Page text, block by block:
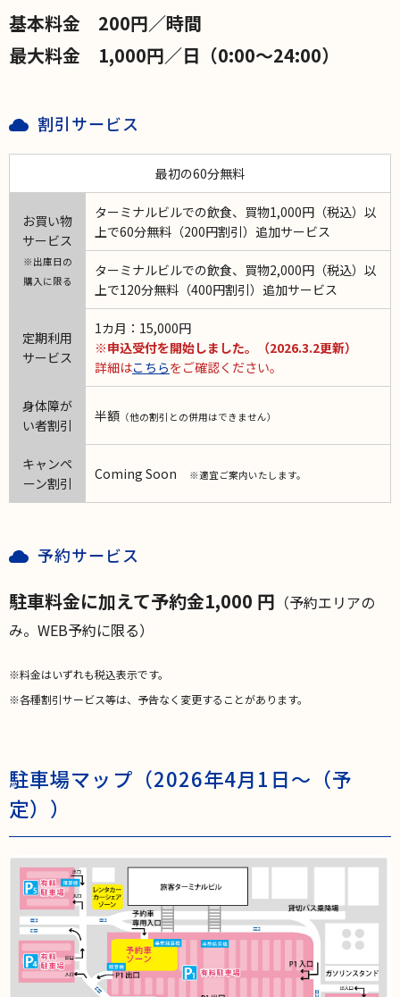
基本料金 200円／時間
最大料金 1,000円／日（0:00～24:00）
割引サービス
最初の60分無料
お買い物
サービス
※出庫日の
購入に限る
ターミナルビルでの飲食、買物1,000円（税込）以
上で60分無料（200円割引）追加サービス
ターミナルビルでの飲食、買物2,000円（税込）以
上で120分無料（400円割引）追加サービス
定期利用
サービス
1カ月：15,000円
※申込受付を開始しました。（2026.3.2更新）
詳細はこちらをご確認ください。
身体障が
い者割引
半額 （他の割引との併用はできません）
キャンペ
ーン割引
Coming Soon ※適宜ご案内いたします。
予約サービス
駐車料金に加えて予約金1,000 円 （予約エリアの
み。WEB予約に限る）
※料金はいずれも税込表示です。
※各種割引サービス等は、予告なく変更することがあります。
駐車場マップ（2026年4月1日～（予
定））